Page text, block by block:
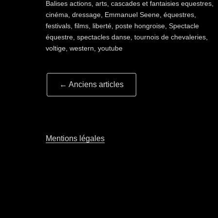
Balisesactions ,arts ,cascades et fantaisies equestres
cinéma ,dressage Emmanuel Seene ,équestres
festivals ,films liberté poste hongroise ,Spectacle
équestre ,spectacles danse ,tournois de chevaleries
voltige ,western ,youtube
Navigation
article
← Anciens articles
Mentions légales